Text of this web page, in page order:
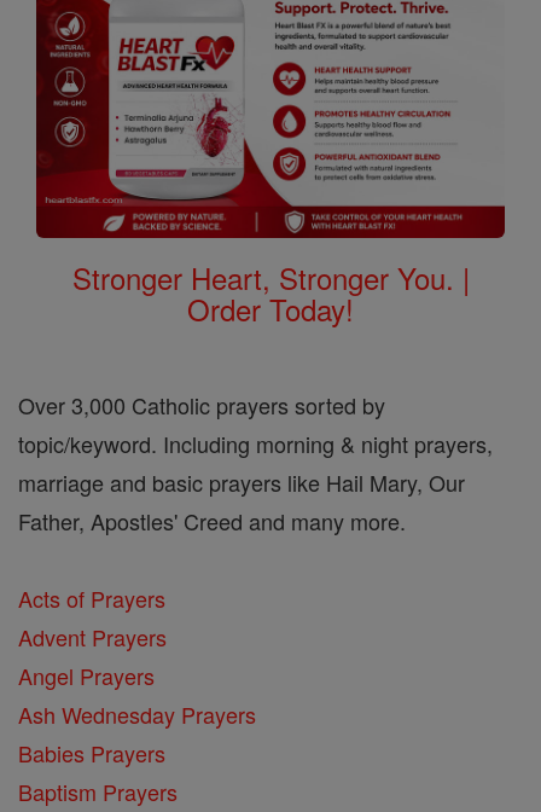
Stronger Heart, Stronger You. |
Order Today!
Over 3,000 Catholic prayers sorted by
topic/keyword. Including morning & night prayers,
marriage and basic prayers like Hail Mary, Our
Father, Apostles' Creed and many more.
Acts of Prayers
Advent Prayers
Angel Prayers
Ash Wednesday Prayers
Babies Prayers
Baptism Prayers